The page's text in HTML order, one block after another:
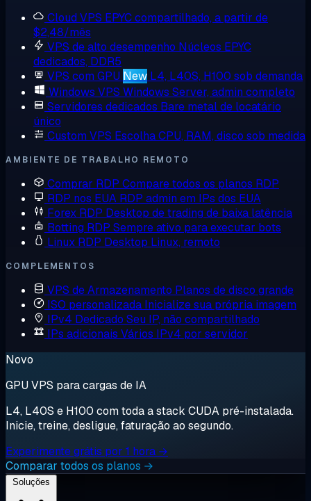
Cloud VPS EPYC compartilhado, a partir de
$2,48/mês
VPS de alto desempenho Núcleos EPYC
dedicados, DDR5
VPS com GPU New L4, L40S, H100 sob demanda
Windows VPS Windows Server, admin completo
Servidores dedicados Bare metal de locatário
único
Custom VPS Escolha CPU, RAM, disco sob medida
AMBIENTE DE TRABALHO REMOTO
Comprar RDP Compare todos os planos RDP
RDP nos EUA RDP admin em IPs dos EUA
Forex RDP Desktop de trading de baixa latência
Botting RDP Sempre ativo para executar bots
Linux RDP Desktop Linux, remoto
COMPLEMENTOS
VPS de Armazenamento Planos de disco grande
ISO personalizada Inicialize sua própria imagem
IPv4 Dedicado Seu IP, não compartilhado
IPs adicionais Vários IPv4 por servidor
Novo
GPU VPS para cargas de IA
L4, L40S e H100 com toda a stack CUDA pré-instalada.
Inicie, treine, desligue, faturação ao segundo.
Experimente grátis por 1 hora →
Comparar todos os planos →